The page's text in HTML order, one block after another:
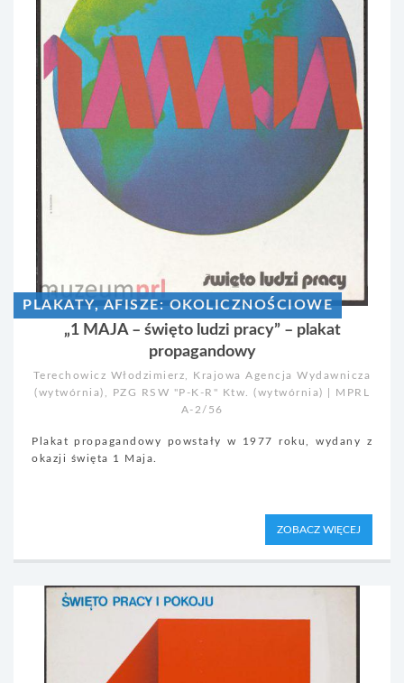
PLAKATY, AFISZE: OKOLICZNOŚCIOWE
„1 MAJA – święto ludzi pracy” – plakat
propagandowy
Terechowicz Włodzimierz, Krajowa Agencja Wydawnicza
(wytwórnia), PZG RSW "P-K-R" Ktw. (wytwórnia) | MPRL
A-2/56
Plakat propagandowy powstały w 1977 roku, wydany z
okazji święta 1 Maja.
ZOBACZ WIĘCEJ